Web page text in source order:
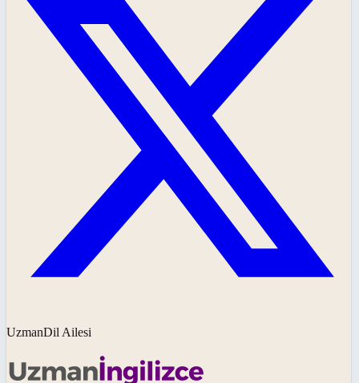
UzmanDil Ailesi